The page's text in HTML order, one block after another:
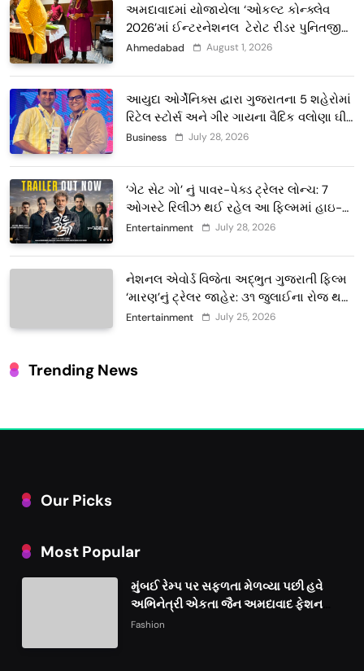
અમદાવાદમાં યોજાયેલા ‘ઓકલ્ટ કોન્ક્લેવ
2026’માં ઈન્ટરનેશનલ ટેરોટ રીડર પુનિતજી
લુલ્લા એ ટેરોટ કાર્ડ રીડિંગ અંગે માહિતી આપી
Ahmedabad August 1, 2026
આયુદા ઓર્ગેનિક્સ દ્વારા ગુજરાતના 5 શહેરોમાં
રિટેલ સ્ટોર્સ અને ગીર ગાયના વૈદિક વલોણા ઘી-
દૂધની શુદ્ધ સેવાઓ સાથે વ્યાપક વિસ્તરણ
Business July 28, 2026
‘ગેટ સેટ ગો’ નું પાવર-પેક્ડ ટ્રેલર લોન્ચ: 7
ઓગસ્ટે રિલીઝ થઈ રહેલ આ ફિલ્મમાં હાઇ-
ટેક VFX જોવા મળશે
Entertainment July 28, 2026
નેશનલ એવોર્ડ વિજેતા અદ્ભુત ગુજરાતી ફિલ્મ
‘મારણ’નું ટ્રેલર જાહેર: ૩૧ જુલાઈના રોજ થશે
થિયેટરોમાં રિલીઝ
Entertainment July 25, 2026
Trending News
Our Picks
Most Popular
મુંબઈ રેમ્પ પર સફળતા મેળવ્યા પછી હવે
અભિનેત્રી એકતા જૈન અમદાવાદ ફેશન
વીકમાં પોતાની પ્રતિભા પ્રદર્શિત કરશે
Fashion